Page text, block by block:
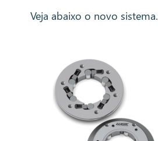
Veja abaixo o novo sistema.